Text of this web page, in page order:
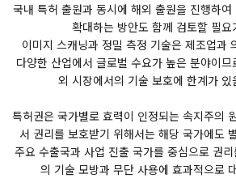
국내 특허 출원과 동시에 해외 출원을 진행하
확대하는 방안도 함께 검토할 필요
이미지 스캐닝과 정밀 측정 기술은 제조업과
다양한 산업에서 글로벌 수요가 높은 분야이
외 시장에서의 기술 보호에 한계가 있
특허권은 국가별로 효력이 인정되는 속지주의
서 권리를 보호받기 위해서는 해당 국가에도
주요 수출국과 사업 진출 국가를 중심으로 권
의 기술 모방과 무단 사용에 효과적으로